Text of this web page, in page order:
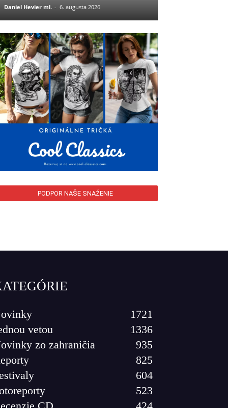
Daniel Hevier ml. - 6. augusta 2026
PODPOR NAŠE SNAŽENIE
1721
vetou
1336
zo zahraničia
935
825
604
523